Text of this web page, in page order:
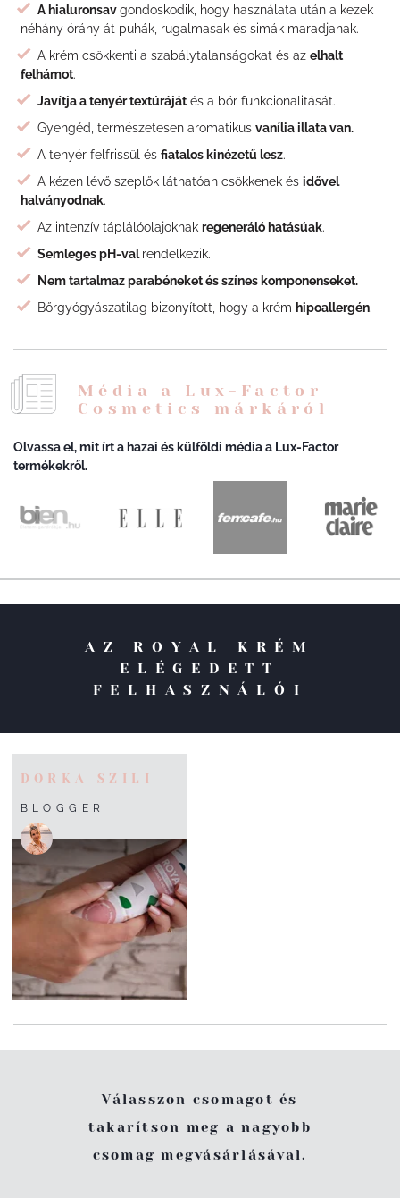
A hialuronsavgondoskodik, hogy használata után a kezek
néhány órány át puhák, rugalmasak és simák maradjanak.
A krém csökkenti a szabálytalanságokat és az elhalt
felhámot.
Javítja a tenyér textúrájátés a bőr funkcionalitását.
Gyengéd, természetesen aromatikus vanília illata van.
A tenyér felfrissül és fiatalos kinézetű lesz.
A kézen lévő szeplők láthatóan csökkenek és idővel
halványodnak.
Az intenzív táplálóolajoknak regeneráló hatásúak.
Semleges pH-valrendelkezik.
Nem tartalmaz parabéneket és színes komponenseket.
Bőrgyógyászatilag bizonyított, hogy a krém hipoallergén.
Média a Lux-Factor
Cosmetics márkáról
Olvassa el, mit írt a hazai és külföldi média a Lux-Factor
termékekről.
AZ ROYAL KRÉM
ELÉGEDETT
FELHASZNÁLÓI
DORKA SZILI
BLOGGER
Válasszon csomagot és
takarítson meg a nagyobb
csomag megvásárlásával.